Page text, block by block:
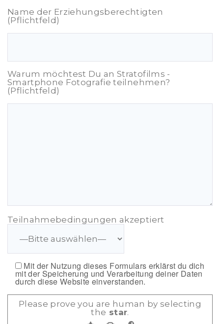
Name der Erziehungsberechtigten
(Pflichtfeld)
Warum möchtest Du an Stratofilms -
Smartphone Fotografie teilnehmen?
(Pflichtfeld)
Teilnahmebedingungen akzeptiert
Mit der Nutzung dieses Formulars erklärst du dich
mit der Speicherung und Verarbeitung deiner Daten
durch diese Website einverstanden.
Please prove you are human by selecting
the star.